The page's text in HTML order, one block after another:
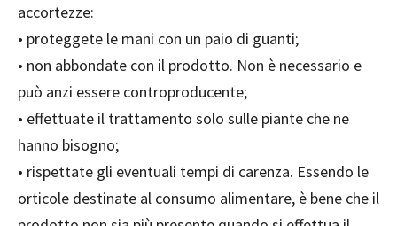
accortezze:
• proteggete le mani con un paio di guanti;
• non abbondate con il prodotto. Non è necessario e
può anzi essere controproducente;
• effettuate il trattamento solo sulle piante che ne
hanno bisogno;
• rispettate gli eventuali tempi di carenza. Essendo le
orticole destinate al consumo alimentare, è bene che il